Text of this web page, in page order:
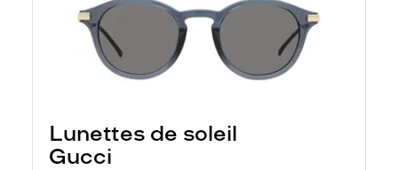
Lunettes de soleil
Gucci